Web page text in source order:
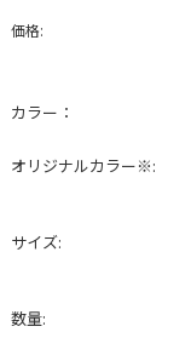
価格:
カラー：
オリジナルカラー※:
サイズ:
数量: